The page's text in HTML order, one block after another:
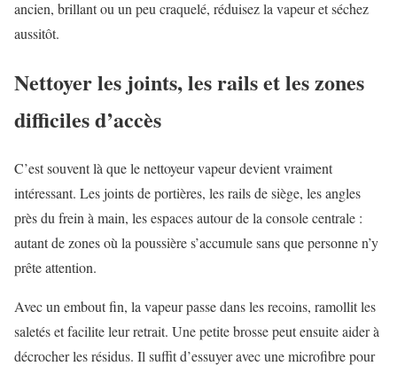
ancien, brillant ou un peu craquelé, réduisez la vapeur et séchez
aussitôt.
Nettoyer les joints, les rails et les zones
difficiles d’accès
C’est souvent là que le nettoyeur vapeur devient vraiment
intéressant. Les joints de portières, les rails de siège, les angles
près du frein à main, les espaces autour de la console centrale :
autant de zones où la poussière s’accumule sans que personne n’y
prête attention.
Avec un embout fin, la vapeur passe dans les recoins, ramollit les
saletés et facilite leur retrait. Une petite brosse peut ensuite aider à
décrocher les résidus. Il suffit d’essuyer avec une microfibre pour